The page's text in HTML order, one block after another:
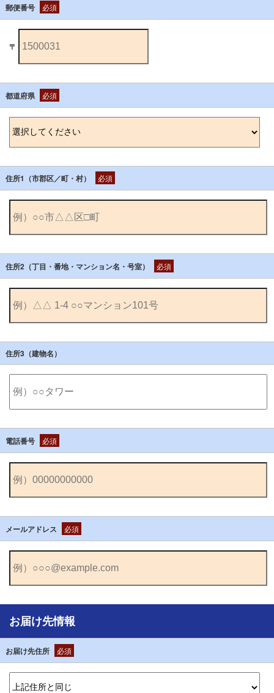
郵便番号 必須
〒
都道府県 必須
住所1（市郡区／町・村） 必須
住所2（丁目・番地・マンション名・号室） 必須
住所3（建物名）
電話番号 必須
メールアドレス 必須
お届け先情報
お届け先住所 必須